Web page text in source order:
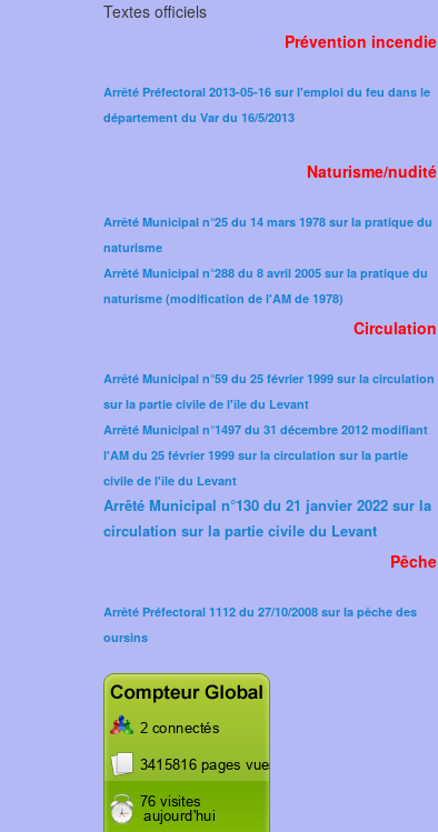
Textes officiels
Prévention incendie
Arrêté Préfectoral 2013-05-16 sur l'emploi du feu dans le
département du Var du 16/5/2013
Naturisme/nudité
Arrêté Municipal n°25 du 14 mars 1978 sur la pratique du
naturisme
Arrêté Municipal n°288 du 8 avril 2005 sur la pratique du
naturisme (modification de l'AM de 1978)​
Circulation
Arrêté Municipal n°59 du 25 février 1999 sur la circulation
sur la partie civile de l'île du Levant
Arrêté Municipal n°1497 du 31 décembre 2012 modifiant
l'AM du 25 février 1999 sur la circulation sur la partie
civile de l'île du Levant
Arrêté Municipal n°130 du 21 janvier 2022 sur la
circulation sur la partie civile du Levant
Pêche
Arrêté Préfectoral 1112 du 27/10/2008 sur la pêche des
oursins